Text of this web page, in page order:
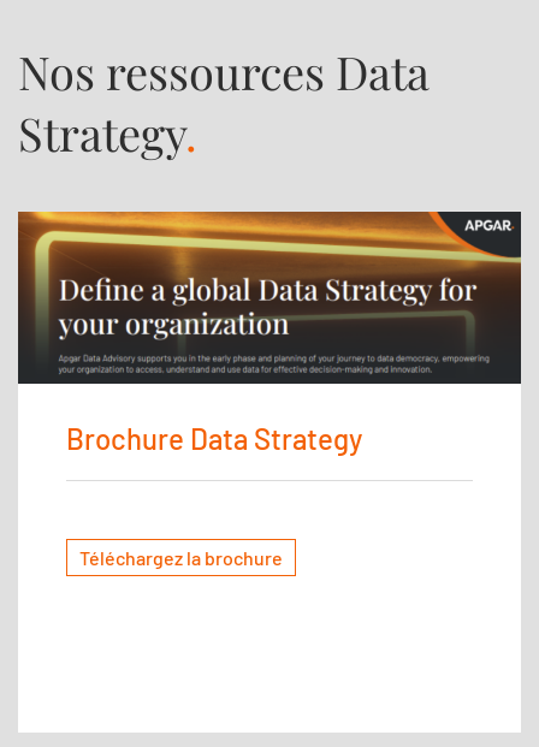
Nos ressources Data
Strategy.
Brochure Data Strategy
Téléchargez la brochure